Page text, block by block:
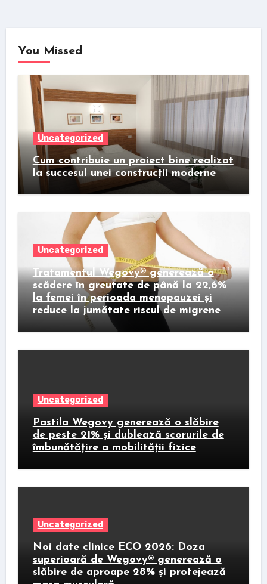
You Missed
Uncategorized
Cum contribuie un proiect bine realizat
la succesul unei construcții moderne
Uncategorized
Tratamentul Wegovy® generează o
scădere în greutate de până la 22,6%
la femei în perioada menopauzei și
reduce la jumătate riscul de migrene
Uncategorized
Pastila Wegovy generează o slăbire
de peste 21% și dublează scorurile de
îmbunătățire a mobilității fizice
Uncategorized
Noi date clinice ECO 2026: Doza
superioară de Wegovy® generează o
slăbire de aproape 28% și protejează